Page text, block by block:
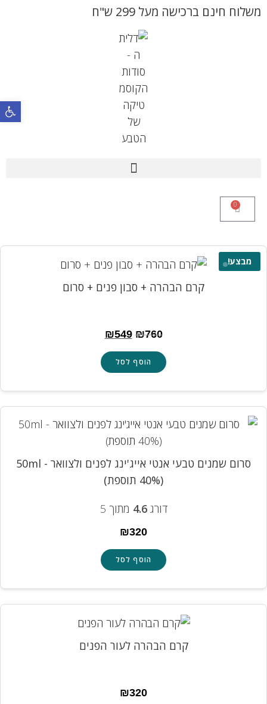
משלוח חינם ברכישה מעל 299 ש"ח
0
מבצע!
קרם הבהרה + סבון פנים + סרום
₪760
₪549
הוסף לסל
סרום שמנים טבעי אנטי אייג'ינג לפנים ולצוואר - 50ml
(40% תוספת)
דורג4.6 מתוך 5
₪320
הוסף לסל
קרם הבהרה לעור הפנים
₪320